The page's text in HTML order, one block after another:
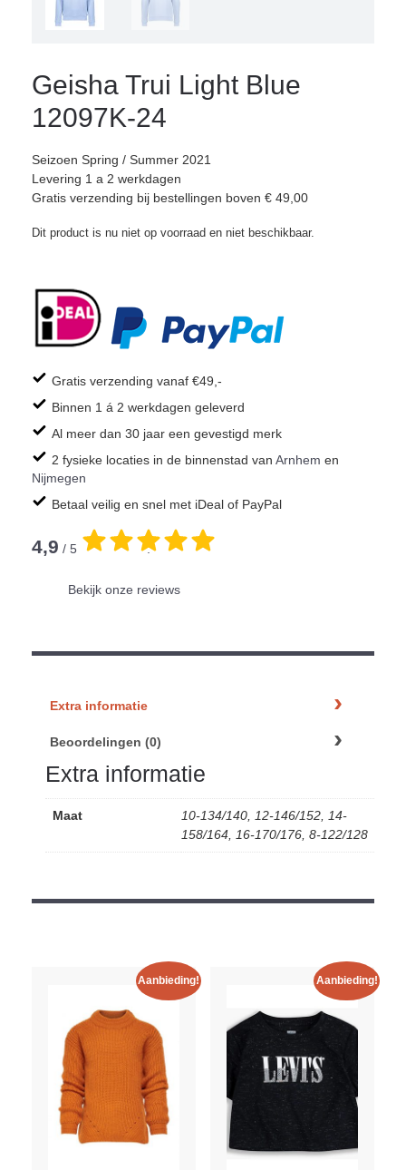
Geisha Trui Light Blue
12097K-24
Seizoen Spring / Summer 2021
Levering 1 a 2 werkdagen
Gratis verzending bij bestellingen boven € 49,00
Dit product is nu niet op voorraad en niet beschikbaar.
Gratis verzending vanaf €49,-
Binnen 1 á 2 werkdagen geleverd
Al meer dan 30 jaar een gevestigd merk
2 fysieke locaties in de binnenstad van Arnhem en
Nijmegen
Betaal veilig en snel met iDeal of PayPal
4,9 / 5 .
Bekijk onze reviews
Extra informatie
Beoordelingen (0)
Extra informatie
Maat
10-134/140, 12-146/152, 14-
158/164, 16-170/176, 8-122/128
Aanbieding! Aanbieding!